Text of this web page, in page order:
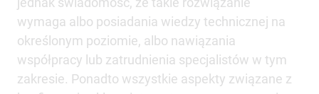
wymaga albo posiadania wiedzy technicznej na
określonym poziomie, albo nawiązania
współpracy lub zatrudnienia specjalistów w tym
zakresie. Ponadto wszystkie aspekty związane z